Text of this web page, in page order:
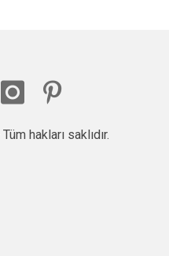
hakları saklıdır.